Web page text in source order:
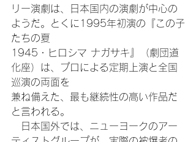
リー演劇は、日本国内の演劇が中心の
ようだ。とくに1995年初演の『この子
たちの夏
1945・ヒロシマ ナガサキ』（劇団道
化座）は、プロによる定期上演と全国
巡演の両面を
兼ね備えた、最も継続性の高い作品だ
と言われる。
日本国外では、ニューヨークのアー